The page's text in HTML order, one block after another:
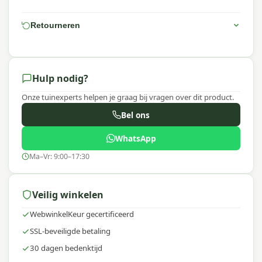
tuinaccessoires met een uitstekende prijs-
zijn ademend, waterbestendig en gaan
schimmelvorming tegen, zodat jouw
buitenmeubelen en apparatuur optimaal
beschermd zijn in elk seizoen.
Retourneren
Hulp nodig?
Onze tuinexperts helpen je graag bij vragen over dit product.
Bel ons
WhatsApp
Ma–Vr: 9:00–17:30
Veilig winkelen
WebwinkelKeur gecertificeerd
SSL-beveiligde betaling
30 dagen bedenktijd